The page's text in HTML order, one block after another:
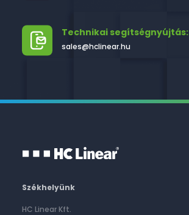
Technikai segítségnyújtás:
sales@hclinear.hu
Székhelyünk
HC Linear Kft.